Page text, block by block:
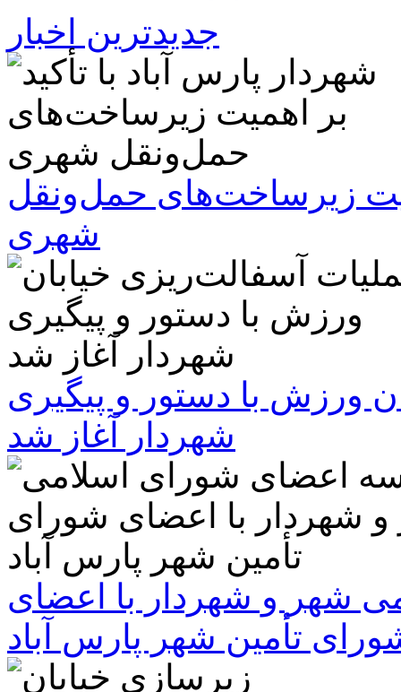
جدیدترین اخبار
زیرساخت‌های حمل‌ونقل
شهری
ورزش با دستور و پیگیری
شهردار آغاز شد
شهر و شهردار با اعضای
تأمین شهر پارس آباد